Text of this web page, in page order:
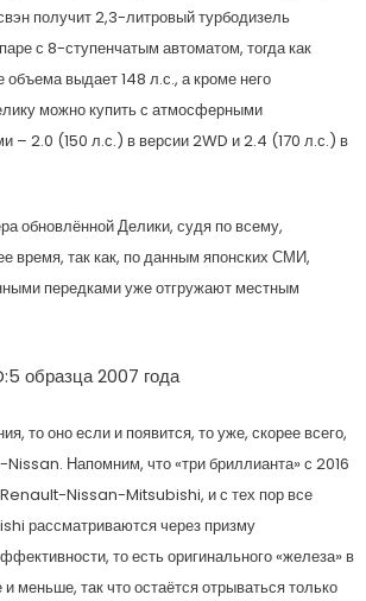
получит 2,3-литровый турбодизель
с 8-ступенчатым автоматом, тогда как
объема выдает 148 л.с., а кроме него
можно купить с атмосферными
– 2.0 (150 л.с.) в версии 2WD и 2.4 (170 л.с.) в
обновлённой Делики, судя по всему,
время, так как, по данным японских СМИ,
передками уже отгружают местным
образца 2007 года
то оно если и появится, то уже, скорее всего,
Напомним, что «три бриллианта» с 2016
Renault-Nissan-Mitsubishi, и с тех пор все
рассматриваются через призму
то есть оригинального «железа» в
меньше, так что остаётся отрываться только